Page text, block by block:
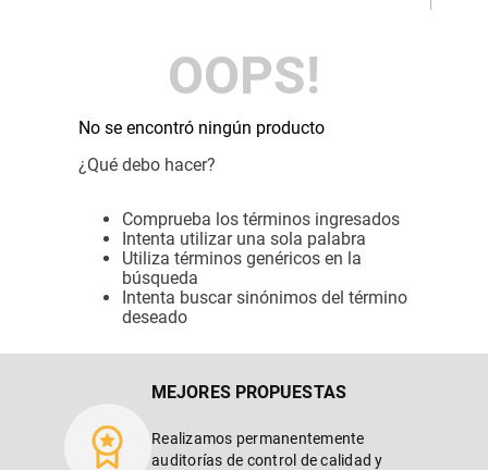
OOPS!
No se encontró ningún producto
¿Qué debo hacer?
Comprueba los términos ingresados
Intenta utilizar una sola palabra
Utiliza términos genéricos en la
búsqueda
Intenta buscar sinónimos del término
deseado
MEJORES PROPUESTAS
Realizamos permanentemente
auditorías de control de calidad y